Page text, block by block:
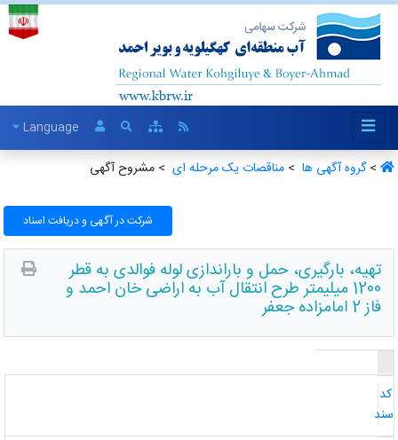
Language
>گروه آگهی ها ‏>مناقصات یک مرحله ای ‏> مشروح آگهی
شرکت در آگهی و دریافت اسناد
تهیه، بارگیری، حمل و باراندازی لوله فوالدی به قطر
1200 میلیمتر طرح انتقال آب به اراضی خان احمد و
فاز 2 امامزاده جعفر